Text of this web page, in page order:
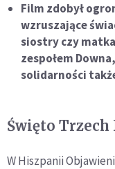
Film zdobył
wzruszające
siostry czy
zespołem
solidarności
Święto
W Hiszpanii